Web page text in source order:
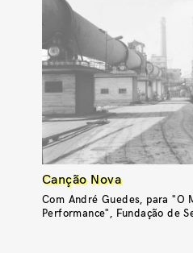
Canção Nova
Com André Guedes, para "O
Performance", Fundação de